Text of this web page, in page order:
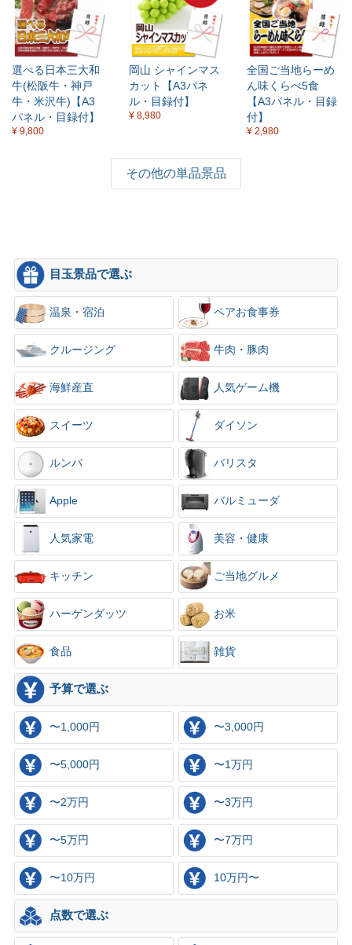
×
選べる日本三大和
牛(松阪牛・神戸
牛・米沢牛)【A3
パネル・目録付】
¥ 9,800
岡山 シャインマス
カット【A3パネ
ル・目録付】
¥ 8,980
全国ご当地らーめ
ん味くらべ5食
【A3パネル・目録
付】
¥ 2,980
その他の単品景品
目玉景品で選ぶ
温泉・宿泊 ペアお食事券
クルージング 牛肉・豚肉
海鮮産直 人気ゲーム機
スイーツ ダイソン
ルンバ バリスタ
Apple バルミューダ
人気家電 美容・健康
キッチン ご当地グルメ
ハーゲンダッツ お米
食品 雑貨
予算で選ぶ
〜1,000円 〜3,000円
〜5,000円 〜1万円
〜2万円 〜3万円
〜5万円 〜7万円
〜10万円 10万円〜
点数で選ぶ